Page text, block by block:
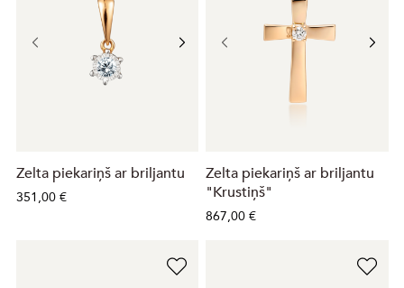
Zelta piekariņš ar briljantu
351,00 €
Zelta piekariņš ar briljantu
"Krustiņš"
867,00 €